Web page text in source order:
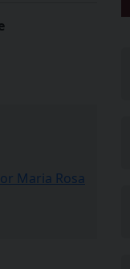
Maria Rosa